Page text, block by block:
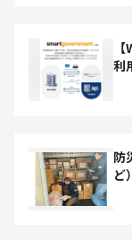
利
防
ど）